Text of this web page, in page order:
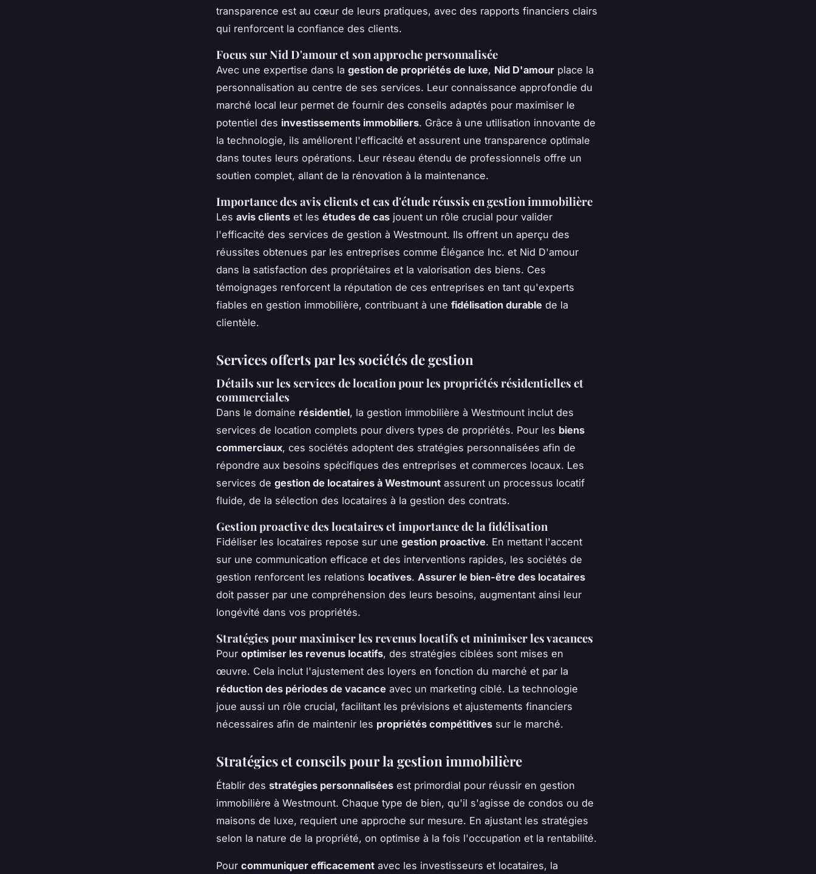
transparence est au cœur de leurs pratiques, avec des rapports financiers clairs
qui renforcent la confiance des clients.
Focus sur Nid D'amour et son approche personnalisée
Avec une expertise dans la gestion de propriétés de luxe, Nid D'amour place la
personnalisation au centre de ses services. Leur connaissance approfondie du
marché local leur permet de fournir des conseils adaptés pour maximiser le
potentiel des investissements immobiliers. Grâce à une utilisation innovante de
la technologie, ils améliorent l'efficacité et assurent une transparence optimale
dans toutes leurs opérations. Leur réseau étendu de professionnels offre un
soutien complet, allant de la rénovation à la maintenance.
Importance des avis clients et cas d'étude réussis en gestion immobilière
Les avis clients et les études de cas jouent un rôle crucial pour valider
l'efficacité des services de gestion à Westmount. Ils offrent un aperçu des
réussites obtenues par les entreprises comme Élégance Inc. et Nid D'amour
dans la satisfaction des propriétaires et la valorisation des biens. Ces
témoignages renforcent la réputation de ces entreprises en tant qu'experts
fiables en gestion immobilière, contribuant à une fidélisation durable de la
clientèle.
Services offerts par les sociétés de gestion
Détails sur les services de location pour les propriétés résidentielles et
commerciales
Dans le domaine résidentiel, la gestion immobilière à Westmount inclut des
services de location complets pour divers types de propriétés. Pour les biens
commerciaux, ces sociétés adoptent des stratégies personnalisées afin de
répondre aux besoins spécifiques des entreprises et commerces locaux. Les
services de gestion de locataires à Westmount assurent un processus locatif
fluide, de la sélection des locataires à la gestion des contrats.
Gestion proactive des locataires et importance de la fidélisation
Fidéliser les locataires repose sur une gestion proactive. En mettant l'accent
sur une communication efficace et des interventions rapides, les sociétés de
gestion renforcent les relations locatives. Assurer le bien-être des locataires
doit passer par une compréhension des leurs besoins, augmentant ainsi leur
longévité dans vos propriétés.
Stratégies pour maximiser les revenus locatifs et minimiser les vacances
Pour optimiser les revenus locatifs, des stratégies ciblées sont mises en
œuvre. Cela inclut l'ajustement des loyers en fonction du marché et par la
réduction des périodes de vacance avec un marketing ciblé. La technologie
joue aussi un rôle crucial, facilitant les prévisions et ajustements financiers
nécessaires afin de maintenir les propriétés compétitives sur le marché.
Stratégies et conseils pour la gestion immobilière
Établir des stratégies personnalisées est primordial pour réussir en gestion
immobilière à Westmount. Chaque type de bien, qu'il s'agisse de condos ou de
maisons de luxe, requiert une approche sur mesure. En ajustant les stratégies
selon la nature de la propriété, on optimise à la fois l'occupation et la rentabilité.
Pour communiquer efficacement avec les investisseurs et locataires, la